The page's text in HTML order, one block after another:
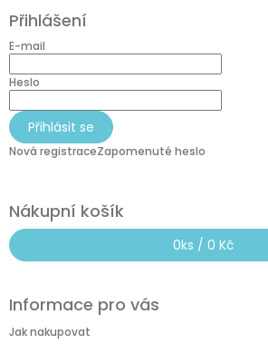
p
a
Přihlášení
E-mail
Heslo
Přihlásit se
Nová registraceZapomenuté heslo
Nákupní košík
0ks / 0 Kč
Informace pro vás
Jak nakupovat